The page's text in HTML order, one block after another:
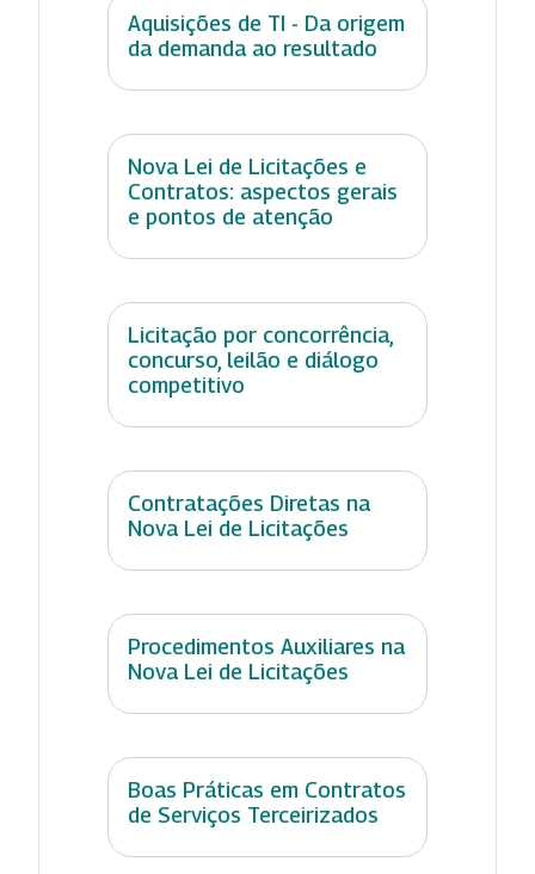
Aquisições de TI - Da origem
da demanda ao resultado
Nova Lei de Licitações e
Contratos: aspectos gerais
e pontos de atenção
Licitação por concorrência,
concurso, leilão e diálogo
competitivo
Contratações Diretas na
Nova Lei de Licitações
Procedimentos Auxiliares na
Nova Lei de Licitações
Boas Práticas em Contratos
de Serviços Terceirizados